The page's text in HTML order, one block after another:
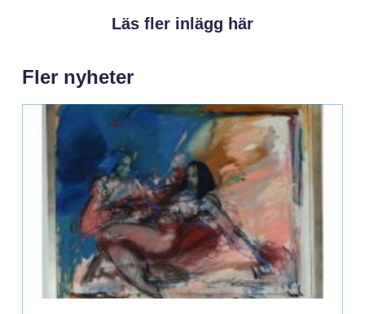
Läs fler inlägg här
Fler nyheter